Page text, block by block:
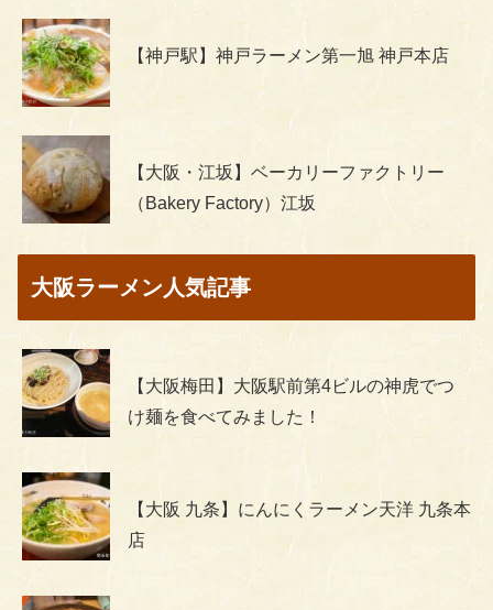
【神戸駅】神戸ラーメン第一旭 神戸本店
【大阪・江坂】ベーカリーファクトリー
（Bakery Factory）江坂
大阪ラーメン人気記事
【大阪梅田】大阪駅前第4ビルの神虎でつ
け麺を食べてみました！
【大阪 九条】にんにくラーメン天洋 九条本
店